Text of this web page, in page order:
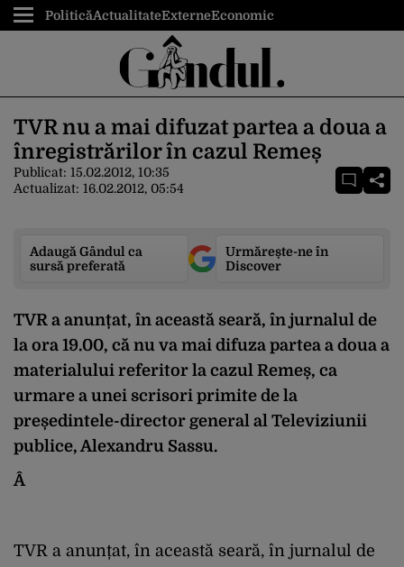
PoliticăActualitateExterneEconomic
TVR nu a mai difuzat partea a doua a
înregistrărilor în cazul Remeș
Publicat: 15.02.2012, 10:35
Actualizat: 16.02.2012, 05:54
Adaugă Gândul ca
sursă preferată
Urmărește-ne în
Discover
TVR a anunțat, în această seară, în jurnalul de
la ora 19.00, că nu va mai difuza partea a doua a
materialului referitor la cazul Remeș, ca
urmare a unei scrisori primite de la
președintele-director general al Televiziunii
publice, Alexandru Sassu.
Â
TVR a anunțat, în această seară, în jurnalul de